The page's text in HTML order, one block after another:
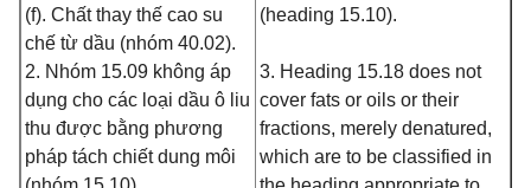
(f). Chất thay thế cao su
chế từ dầu (nhóm 40.02).
2. Nhóm 15.09 không áp
dụng cho các loại dầu ô liu
thu được bằng phương
pháp tách chiết dung môi
(heading 15.10).
3. Heading 15.18 does not
cover fats or oils or their
fractions, merely denatured,
which are to be classified in